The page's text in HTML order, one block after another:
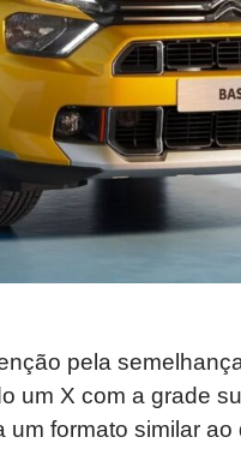
pela
um X com a grade
um formato similar